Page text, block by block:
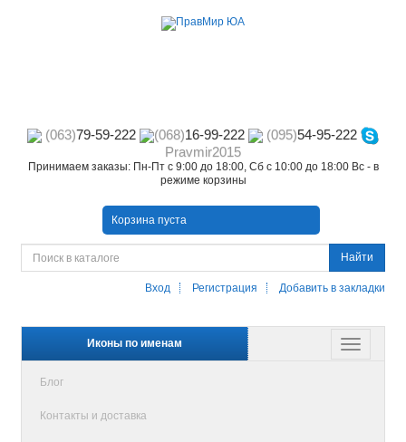
(063)79-59-222 (068)16-99-222 (095)54-95-222
Pravmir2015
Принимаем заказы: Пн-Пт с 9:00 до 18:00, Сб с 10:00 до 18:00 Вс - в
режиме корзины
Корзина пуста
Найти
Вход Регистрация Добавить в закладки
Иконы по именам
Блог
Контакты и доставка